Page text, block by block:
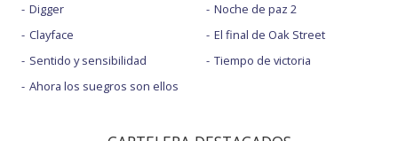
Digger
Clayface
Sentido y sensibilidad
Ahora los suegros son ellos
Noche de paz 2
El final de Oak Street
Tiempo de victoria